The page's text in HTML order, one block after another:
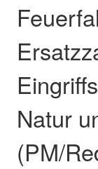
Natur
(PM/